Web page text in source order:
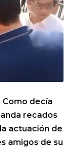
Como decía
recados
actuación de
amigos de su